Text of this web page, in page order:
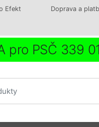
Efekt Doprava a
pro PSČ 339